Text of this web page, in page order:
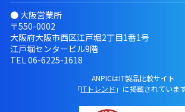
● 大阪営業所
〒550-0002
大阪府大阪市西区江戸堀2丁目1番1号
江戸堀センタービル9階
TEL 06-6225-1618
ANPICはIT製品比較サイト
「ITトレンド 」に掲載されています